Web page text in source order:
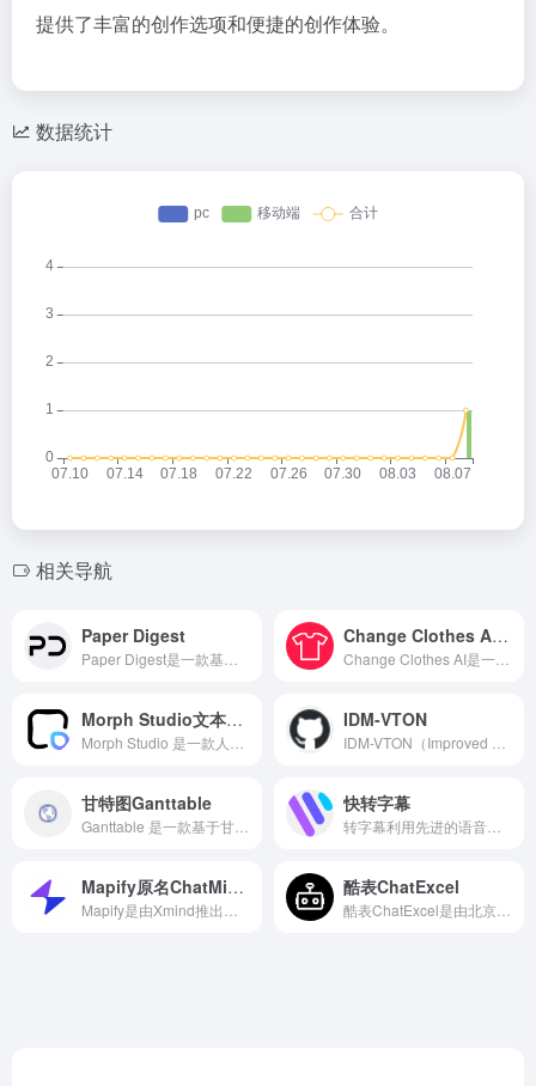
提供了丰富的创作选项和便捷的创作体验。
数据统计
相关导航
Paper Digest Change Clothes AI换装
Morph Studio文本转视频工具 IDM-VTON
甘特图Ganttable 快转字幕
Mapify原名ChatMind AI思维导图 酷表ChatExcel